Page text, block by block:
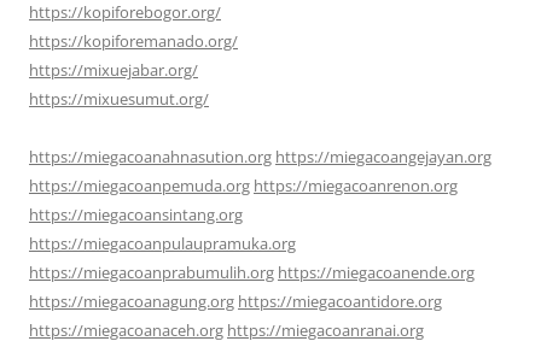
https://kopiforebogor.org/
https://kopiforemanado.org/
https://mixuejabar.org/
https://mixuesumut.org/
https://miegacoanahnasution.org https://miegacoangejayan.org
https://miegacoanpemuda.org https://miegacoanrenon.org
https://miegacoansintang.org
https://miegacoanpulaupramuka.org
https://miegacoanprabumulih.org https://miegacoanende.org
https://miegacoanagung.org https://miegacoantidore.org
https://miegacoanaceh.org https://miegacoanranai.org